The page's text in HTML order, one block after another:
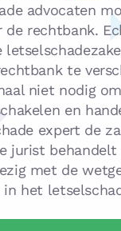
advocaten
de rechtbank.
te
niet nodig
en
expert de
jurist behandelt
met de
het